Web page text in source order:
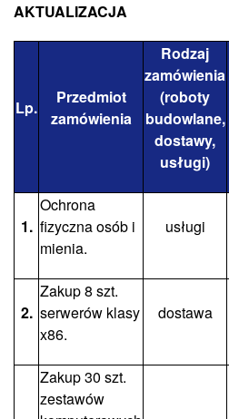
AKTUALIZACJA
Lp.
Przedmiot
zamówienia
Rodzaj
zamówienia
(roboty
budowlane,
dostawy,
usługi)
1.
Ochrona
fizyczna osób i
mienia.
usługi
2.
Zakup 8 szt.
serwerów klasy
x86.
dostawa
Zakup 30 szt.
zestawów